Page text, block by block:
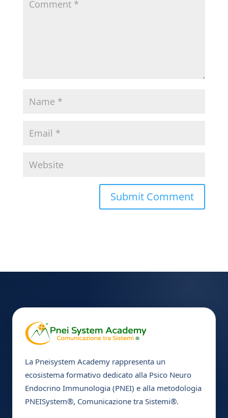
La Pneisystem Academy rappresenta un
ecosistema formativo dedicato alla Psico Neuro
Endocrino Immunologia (PNEI) e alla metodologia
PNEISystem®, Comunicazione tra Sistemi®.